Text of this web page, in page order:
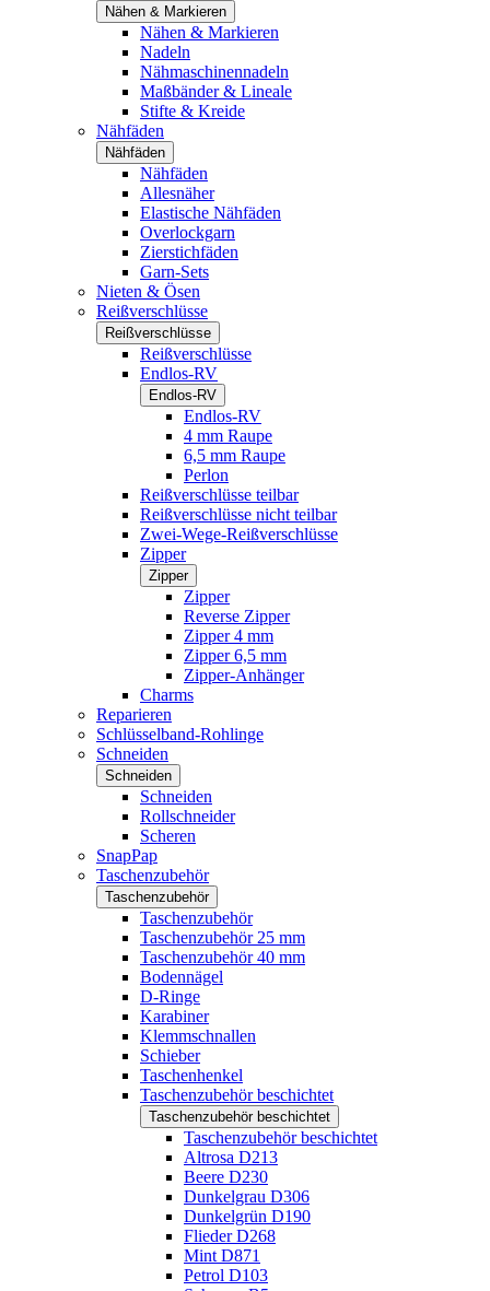
Nähen & Markieren
Nähen & Markieren
Nadeln
Nähmaschinennadeln
Maßbänder & Lineale
Stifte & Kreide
Nähfäden
Nähfäden
Nähfäden
Allesnäher
Elastische Nähfäden
Overlockgarn
Zierstichfäden
Garn-Sets
Nieten & Ösen
Reißverschlüsse
Reißverschlüsse
Reißverschlüsse
Endlos-RV
Endlos-RV
Endlos-RV
4 mm Raupe
6,5 mm Raupe
Perlon
Reißverschlüsse teilbar
Reißverschlüsse nicht teilbar
Zwei-Wege-Reißverschlüsse
Zipper
Zipper
Zipper
Reverse Zipper
Zipper 4 mm
Zipper 6,5 mm
Zipper-Anhänger
Charms
Reparieren
Schlüsselband-Rohlinge
Schneiden
Schneiden
Schneiden
Rollschneider
Scheren
SnapPap
Taschenzubehör
Taschenzubehör
Taschenzubehör
Taschenzubehör 25 mm
Taschenzubehör 40 mm
Bodennägel
D-Ringe
Karabiner
Klemmschnallen
Schieber
Taschenhenkel
Taschenzubehör beschichtet
Taschenzubehör beschichtet
Taschenzubehör beschichtet
Altrosa D213
Beere D230
Dunkelgrau D306
Dunkelgrün D190
Flieder D268
Mint D871
Petrol D103